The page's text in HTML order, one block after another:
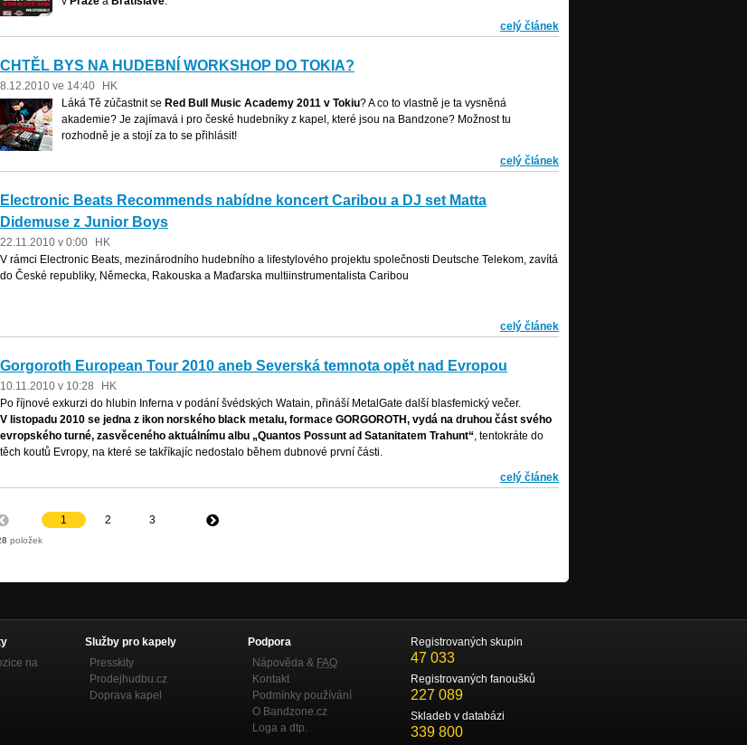
celý článek
CHTĚL BYS NA HUDEBNÍ WORKSHOP DO TOKIA?
8.12.2010 ve 14:40
HK
Láká Tě zúčastnit se Red Bull Music Academy 2011 v Tokiu? A co to vlastně je ta vysněná
akademie? Je zajímavá i pro české hudebníky z kapel, které jsou na Bandzone? Možnost tu
rozhodně je a stojí za to se přihlásit!
celý článek
Electronic Beats Recommends nabídne koncert Caribou a DJ set Matta
Didemuse z Junior Boys
22.11.2010 v 0:00
HK
V rámci Electronic Beats, mezinárodního hudebního a lifestylového projektu společnosti Deutsche Telekom, zavítá
do České republiky, Německa, Rakouska a Maďarska multiinstrumentalista Caribou
celý článek
Gorgoroth European Tour 2010 aneb Severská temnota opět nad Evropou
10.11.2010 v 10:28
HK
Po říjnové exkurzi do hlubin Inferna v podání švédských Watain, přináší MetalGate další blasfemický večer.
V listopadu 2010 se jedna z ikon norského black metalu, formace GORGOROTH, vydá na druhou část svého
evropského turné, zasvěceného aktuálnímu albu „Quantos Possunt ad Satanitatem Trahunt“, tentokráte do
těch koutů Evropy, na které se takříkajíc nedostalo během dubnové první části.
celý článek
1 2 3
položek
na
Služby pro kapely
Presskity
Prodejhudbu.cz
Doprava kapel
Podpora
Nápověda & FAQ
Kontakt
Podmínky používání
O Bandzone.cz
Loga a dtp.
Registrovaných skupin
47 033
Registrovaných fanoušků
227 089
Skladeb v databázi
339 800